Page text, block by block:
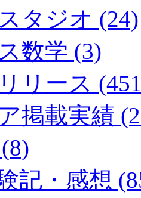
タジオ (24)
数学 (3)
リース
掲載実績
記・感想